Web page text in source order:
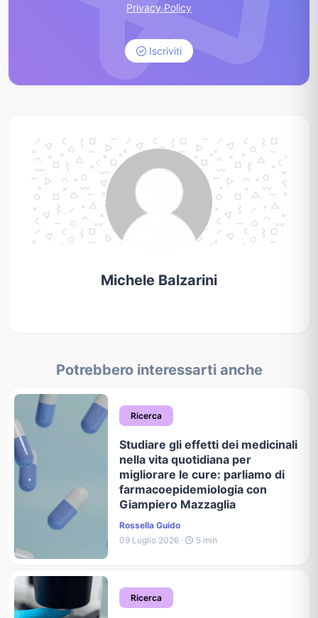
Privacy Policy
Iscriviti
Michele Balzarini
Potrebbero interessarti anche
Ricerca
Studiare gli effetti dei medicinali
nella vita quotidiana per
migliorare le cure: parliamo di
farmacoepidemiologia con
Giampiero Mazzaglia
Rossella Guido
09 Luglio 2026 ·
5 min
Ricerca